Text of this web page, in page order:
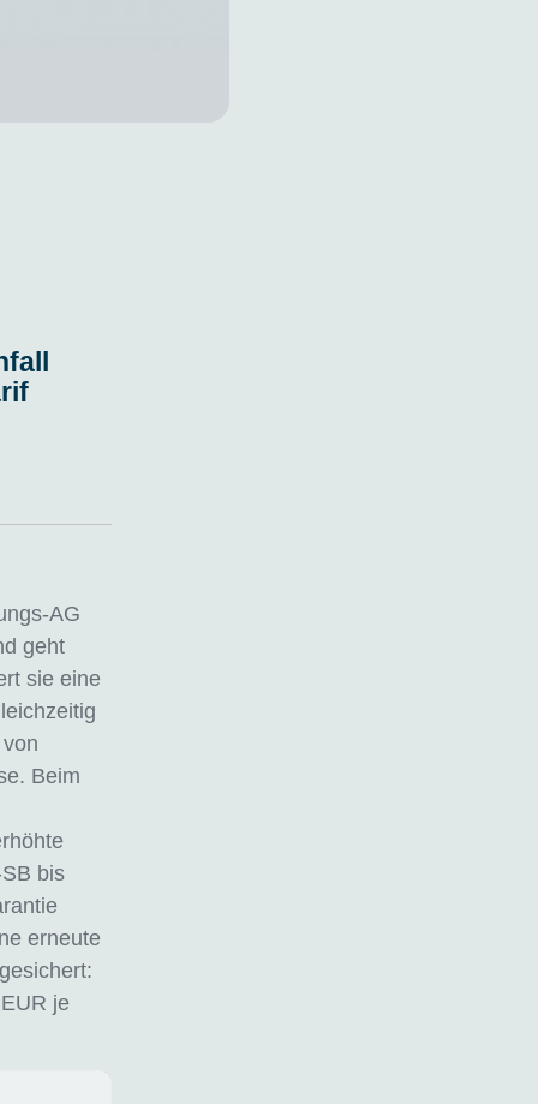
AG
geht
sie eine
Beim
bis
erneute
je